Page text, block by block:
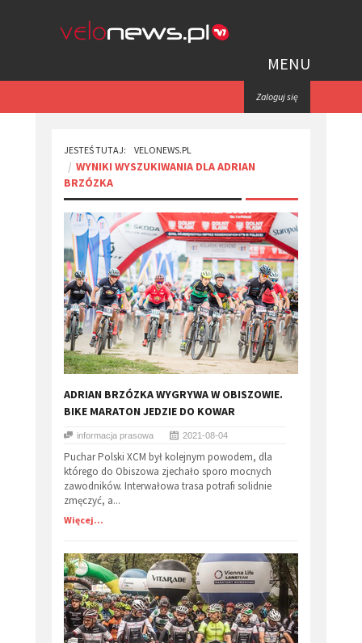
MENU
Zaloguj się
JESTEŚ TUTAJ: VELONEWS.PL
WYNIKI WYSZUKIWANIA DLA ADRIAN
BRZÓZKA
​ADRIAN BRZÓZKA WYGRYWA W OBISZOWIE.
BIKE MARATON JEDZIE DO KOWAR
informacja prasowa 2021-08-04
Puchar Polski XCM był kolejnym powodem, dla
którego do Obiszowa zjechało sporo mocnych
zawodników. Interwałowa trasa potrafi solidnie
zmęczyć, a...
Więcej...